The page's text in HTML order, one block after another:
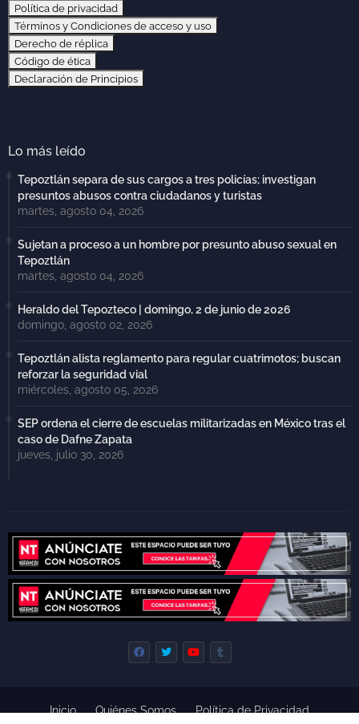
Política de privacidad
Términos y Condiciones de acceso y uso
Derecho de réplica
Código de ética
Declaración de Principios
Lo más leído
Tepoztlán separa de sus cargos a tres policías; investigan
presuntos abusos contra ciudadanos y turistas
martes, agosto 04, 2026
Sujetan a proceso a un hombre por presunto abuso sexual en
Tepoztlán
martes, agosto 04, 2026
Heraldo del Tepozteco | domingo, 2 de junio de 2026
domingo, agosto 02, 2026
Tepoztlán alista reglamento para regular cuatrimotos; buscan
reforzar la seguridad vial
miércoles, agosto 05, 2026
SEP ordena el cierre de escuelas militarizadas en México tras el
caso de Dafne Zapata
jueves, julio 30, 2026
Inicio Quiénes Somos
Política de Privacidad